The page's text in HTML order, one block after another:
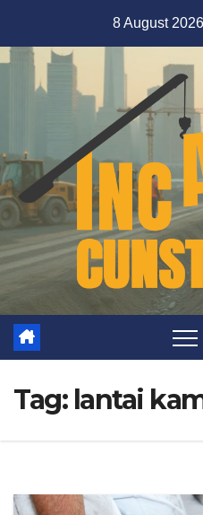
content
8 August 2026
Tag: lantai